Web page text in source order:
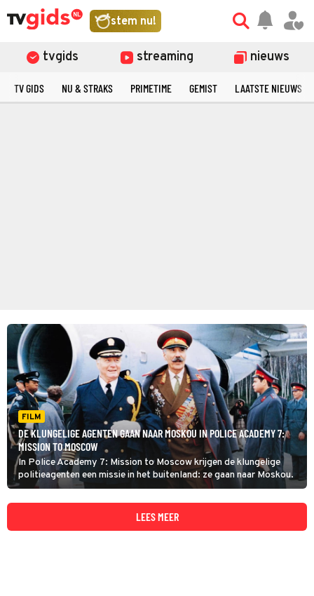
stem nu!
tvgids streaming nieuws
TV GIDS NU & STRAKS PRIMETIME GEMIST LAATSTE NIEUWS
FILM
DE KLUNGELIGE AGENTEN GAAN NAAR MOSKOU IN POLICE ACADEMY 7:
MISSION TO MOSCOW
In Police Academy 7: Mission to Moscow krijgen de klungelige
politieagenten een missie in het buitenland: ze gaan naar Moskou.
LEES MEER